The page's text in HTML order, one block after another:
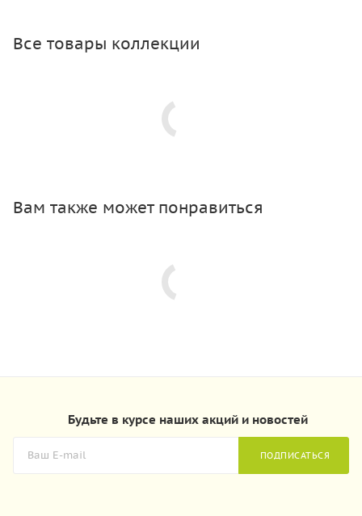
Все товары коллекции
Вам также может понравиться
Будьте в курсе наших акций и новостей
ПОДПИСАТЬСЯ